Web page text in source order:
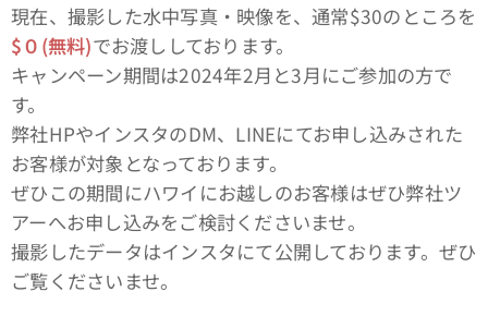
現在、撮影した水中写真・映像を、通常$30のところを
$０(無料)でお渡ししております。
キャンペーン期間は2024年2月と3月にご参加の方で
す。
弊社HPやインスタのDM、LINEにてお申し込みされた
お客様が対象となっております。
ぜひこの期間にハワイにお越しのお客様はぜひ弊社ツ
アーへお申し込みをご検討くださいませ。
撮影したデータはインスタにて公開しております。ぜひ
ご覧くださいませ。